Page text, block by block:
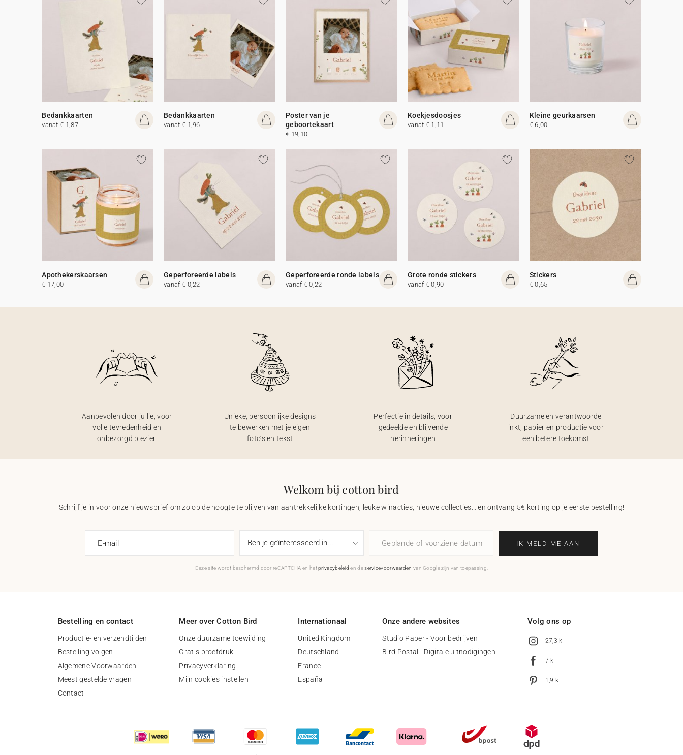
Bedankkaarten
vanaf € 1,87
Bedankkaarten
vanaf € 1,96
Poster van je
geboortekaart
€ 19,10
Koekjesdoosjes
vanaf € 1,11
Kleine geurkaarsen
€ 6,00
Apothekerskaarsen
€ 17,00
Geperforeerde labels
vanaf € 0,22
Geperforeerde ronde labels
vanaf € 0,22
Grote ronde stickers
vanaf € 0,90
Stickers
€ 0,65
Aanbevolen door jullie, voor
volle tevredenheid en
onbezorgd plezier.
Unieke, persoonlijke designs
te bewerken met je eigen
foto’s en tekst
Perfectie in details, voor
gedeelde en blijvende
herinneringen
Duurzame en verantwoorde
inkt, papier en productie voor
een betere toekomst
Welkom bij cotton bird
Schrijf je in voor onze nieuwsbrief om zo op de hoogte te blijven van aantrekkelijke kortingen, leuke winacties, nieuwe collecties… en ontvang 5€ korting op je eerste bestelling!
E-mail Geplande of voorziene datum IK MELD ME AAN
Deze site wordt beschermd door reCAPTCHA en hetprivacybeleid en deservicevoorwaarden van Google zijn van toepassing.
Bestelling en contact
Productie- en verzendtijden
Bestelling volgen
Algemene Voorwaarden
Meest gestelde vragen
Contact
Meer over Cotton Bird
Onze duurzame toewijding
Gratis proefdruk
Privacyverklaring
Mijn cookies instellen
Internationaal
United Kingdom
Deutschland
France
España
Onze andere websites
Studio Paper - Voor bedrijven
Bird Postal - Digitale uitnodigingen
Volg ons op
27,3 k
7 k
1,9 k